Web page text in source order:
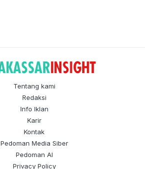
Tentang kami
Redaksi
Info Iklan
Karir
Kontak
Pedoman Media Siber
Pedoman AI
Privacy Policy